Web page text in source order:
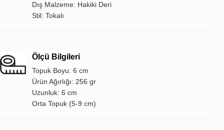
Dış Malzeme: Hakiki Deri
Stil: Tokalı
Ölçü Bilgileri
Topuk Boyu: 6 cm
Ürün Ağırlığı: 256 gr
Uzunluk: 6 cm
Orta Topuk (5-9 cm)